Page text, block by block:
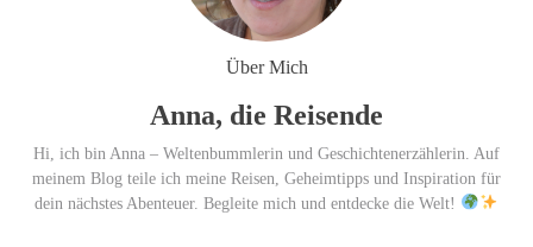
Glashütte erzielt 94 von 100
Punkten.
Über Mich
Anna, die Reisende
Hi, ich bin Anna – Weltenbummlerin und Geschichtenerzählerin. Auf
meinem Blog teile ich meine Reisen, Geheimtipps und Inspiration für
dein nächstes Abenteuer. Begleite mich und entdecke die Welt!